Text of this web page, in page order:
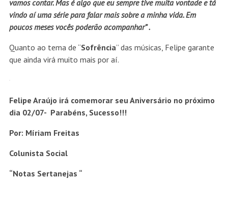
vamos contar. Mas é algo que eu sempre tive muita vontade e tá
vindo aí uma série para falar mais sobre a minha vida. Em
poucos meses vocês poderão acompanhar” .
Quanto ao tema de “Sofrência” das músicas, Felipe garante
que ainda virá muito mais por aí.
Felipe Araújo irá comemorar seu Aniversário no próximo
dia 02/07- Parabéns, Sucesso!!!
Por: Míriam Freitas
Colunista Social
“Notas Sertanejas “